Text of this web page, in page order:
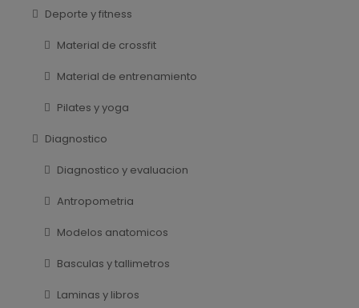
Deporte y fitness
Material de crossfit
Material de entrenamiento
Pilates y yoga
Diagnostico
Diagnostico y evaluacion
Antropometria
Modelos anatomicos
Basculas y tallimetros
Laminas y libros